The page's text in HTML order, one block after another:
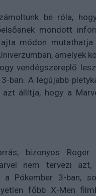
be róla,
mondott
módon mutathatja
amelyek
vendégszereplő
ban. A legújabb
azt állítja, hogy a
bizonyos Roger
nem tervezi azt,
a Pókember 3-ban,
főbb X-Men